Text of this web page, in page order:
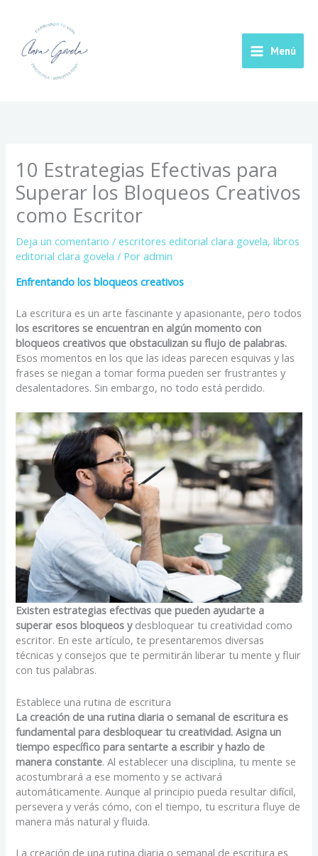
contenido
MenuMenú
10 Estrategias Efectivas para
Superar los Bloqueos Creativos
como Escritor
Deja un comentario /escritores editorial clara govela,libros
editorial clara govela / Poradmin
Enfrentando los bloqueos creativos
La escritura es un arte fascinante y apasionante, pero todos
los escritores se encuentran en algún momento con
bloqueos creativos que obstaculizan su flujo de palabras.
Esos momentos en los que las ideas parecen esquivas y las
frases se niegan a tomar forma pueden ser frustrantes y
desalentadores. Sin embargo, no todo está perdido.
Existen estrategias efectivas que pueden ayudarte a
superar esos bloqueos ydesbloquear tu creatividad como
escritor. En este artículo, te presentaremos diversas
técnicas y consejos que te permitirán liberar tu mente y fluir
con tus palabras.
Establece una rutina de escritura
La creación de una rutina diaria o semanal de escritura es
fundamental para desbloquear tu creatividad. Asigna un
tiempo específico para sentarte a escribir y hazlo de
manera constante. Al establecer una disciplina, tu mente se
acostumbrará a ese momento y se activará
automáticamente. Aunque al principio pueda resultar difícil,
persevera y verás cómo, con el tiempo, tu escritura fluye de
manera más natural y fluida.
La creación de una rutina diaria o semanal de escritura es